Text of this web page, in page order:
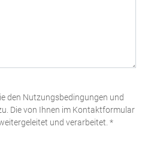
den Nutzungsbedingungen und
Die von Ihnen im Kontaktformular
und verarbeitet. *